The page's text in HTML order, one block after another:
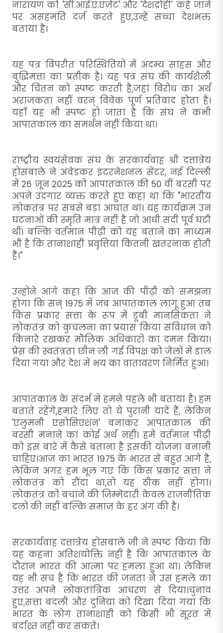
नारायण को 'सी.आई.ए.एजेंट' और 'देशद्रोही' कहे जाने
पर असहमति दर्ज करते हुए,उन्हें सच्चा देशभक्त
बताया है।
यह पत्र विपरीत परिस्थितियों में अदम्य साहस और
बुद्धिमत्ता का प्रतीक है। यह पत्र संघ की कार्यशैली
और चिंतन को स्पष्ट करती है,जहां विरोध का अर्थ
अराजकता नहीं वरन् विवेक पूर्ण प्रतिवाद होता है।
यहाँ यह भी स्पष्ट हो जाता है कि संघ ने कभी
आपातकाल का समर्थन नहीं किया था।
राष्ट्रीय स्वयंसेवक संघ के सरकार्यवाह श्री दत्तात्रेय
होसबाले ने अंबेडकर इंटरनेशनल सेंटर, नई दिल्ली
में 26 जून 2025 को आपातकाल की 50 वीं बरसी पर
अपने उदगार व्यक्त करते हुए कहा था कि "भारतीय
लोकतंत्र पर सबसे बड़ा आघात था। यह कार्यक्रम उन
घटनाओं की स्मृति मात्र नहीं है जो आधी सदी पूर्व घटी
थीं। बल्कि वर्तमान पीढ़ी को यह बताने का माध्यम
भी है कि तानाशाही प्रवृत्तियां कितनी खतरनाक होती
हैं।"
उन्होंने आगे कहा कि आज की पीढ़ी को समझना
होगा कि सन् 1975 में जब आपातकाल लागू हुआ तब
किस प्रकार सत्ता के रूप में डूबी मानसिकता ने
लोकतंत्र को कुचलना का प्रयास किया संविधान को
किनारे रखकर मौलिक अधिकारों का दमन किया।
प्रेस की स्वतंत्रता छीन ली गई विपक्ष को जेलों में डाल
दिया गया और देश में भय का वातावरण निर्मित हुआ।
आपातकाल के संदर्भ में हमने पहले भी बताया है। हम
बताते रहेंगे,हमारे लिए तो ये पुरानी यादें हैं, लेकिन
'एलुमनी एसोसिएशन' बनाकर आपातकाल की
बरसी मनाने का कोई अर्थ नहीं। हमें वर्तमान पीढ़ी
को इस बारे में कैसे बताना है इसकी योजना बनानी
चाहिए।आज का भारत 1975 के भारत से बहुत आगे है,
लेकिन अगर हम भूल गए कि किस प्रकार सत्ता ने
लोकतंत्र को रौंदा था,तो यह ठीक नहीं होगा।
लोकतंत्र को बचाने की जिम्मेदारी केवल राजनीतिक
दलों की नहीं बल्कि समाज के हर अंग की है।
सरकार्यवाह दत्तात्रेय होसबाले जी ने स्पष्ट किया कि
यह कहना अतिशयोक्ति नहीं है कि आपातकाल के
दौरान भारत की आत्मा पर हमला हुआ था। लेकिन
यह भी सच है कि भारत की जनता ने उस हमले का
उत्तर अपने लोकतांत्रिक आचरण से दिया।चुनाव
हुए,सत्ता बदली और दुनिया को दिखा दिया गया कि
भारत के लोग तानाशाही को किसी भी सूरत में
बर्दाश्त नहीं कर सकते।